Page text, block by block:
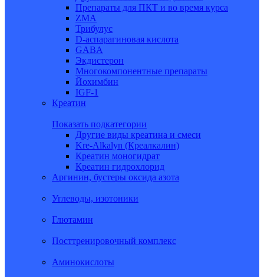
Препараты для ПКТ и во время курса
ZMA
Трибулус
D-аспарагиновая кислота
GABA
Экдистерон
Многокомпонентные препараты
Йохимбин
IGF-1
Креатин
Показать подкатегории
Другие виды креатина и смеси
Kre-Alkalyn (Креалкалин)
Креатин моногидрат
Креатин гидрохлорид
Аргинин, бустеры оксида азота
Углеводы, изотоники
Глютамин
Посттренировочный комплекс
Аминокислоты